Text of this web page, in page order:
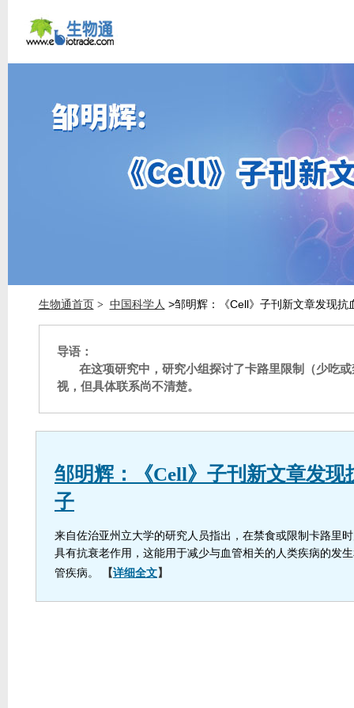
生物通首页 > 中国科学人 >邹明辉：《Cell》子刊新文章发现抗
导语：
在这项研究中，研究小组探讨了卡路里限制（少吃
视，但具体联系尚不清楚。
邹明辉：《Cell》子刊新文章发现
子
来自佐治亚州立大学的研究人员指出，在禁食或限制卡路里
具有抗衰老作用，这能用于减少与血管相关的人类疾病的发
管疾病。
【详细全文】